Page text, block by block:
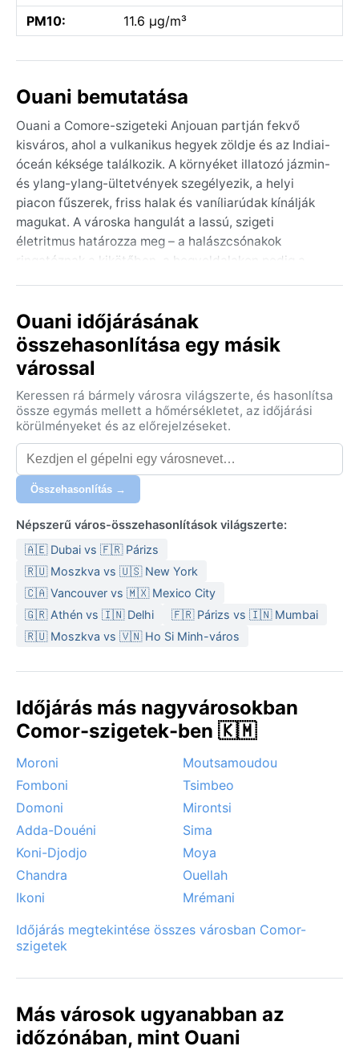
PM10:
11.6 µg/m³
Ouani bemutatása
Ouani a Comore-szigeteki Anjouan partján fekvő
kisváros, ahol a vulkanikus hegyek zöldje és az Indiai-
óceán kéksége találkozik. A környéket illatozó jázmin-
és ylang-ylang-ültetvények szegélyezik, a helyi
piacon fűszerek, friss halak és vaníliarúdak kínálják
magukat. A városka hangulát a lassú, szigeti
életritmus határozza meg – a halászcsónakok
ringatóznak a kikötőben, a hegyoldalakon pedig a
a pálmafák árnyékában.
Éghajlata a trópusi szavanna (Köppen: Aw) jegyében
alakul. A meleg és párás esős évszak novembertől
formájában érkezik, a hőmérséklet 30 °C körül mozog,
a páratartalom magas. A szárazabb, hűvösebb
időszak májustól októberig tart – ilyenkor a nappali
maximum 27–28 °C, az éjszakák enyhék, és a levegő
kevésbé fullasztó. Utazáshoz könnyű pamutruhák,
esőkabát és erős naptej ajánlott; a szúnyogirtó is
hasznos lehet az esős hónapokban.
A legkedvezőbb időjárás a májustól októberig tartó
száraz évszakban várható, amikor a kevesebb
csapadék és az alacsonyabb páratartalom
kellemesebbé teszi a felfedezést. Az esős évszakban
ciklonok is előfordulhatnak, amelyek heves szelekkel
és özönvízszerű esőkkel járnak, de ezek általában
Ouani éghajlata igazi trópusi váltakozás: a buja zöld
és a perzselő nap egyaránt része a sziget ritmusának.
Ouani időjárásának
összehasonlítása egy másik
várossal
Keressen rá bármely városra világszerte, és hasonlítsa
össze egymás mellett a hőmérsékletet, az időjárási
körülményeket és az előrejelzéseket.
Összehasonlítás →
Népszerű város-összehasonlítások világszerte:
🇦🇪 Dubai vs 🇫🇷 Párizs
🇷🇺 Moszkva vs 🇺🇸 New York
🇨🇦 Vancouver vs 🇲🇽 Mexico City
🇬🇷 Athén vs 🇮🇳 Delhi
🇫🇷 Párizs vs 🇮🇳 Mumbai
🇷🇺 Moszkva vs 🇻🇳 Ho Si Minh-város
Időjárás más nagyvárosokban
Comor-szigetek-ben 🇰🇲
Moroni
Moutsamoudou
Fomboni
Tsimbeo
Domoni
Mirontsi
Adda-Douéni
Sima
Koni-Djodjo
Moya
Chandra
Ouellah
Ikoni
Mrémani
Időjárás megtekintése összes városban Comor-
szigetek
Más városok ugyanabban az
időzónában, mint Ouani